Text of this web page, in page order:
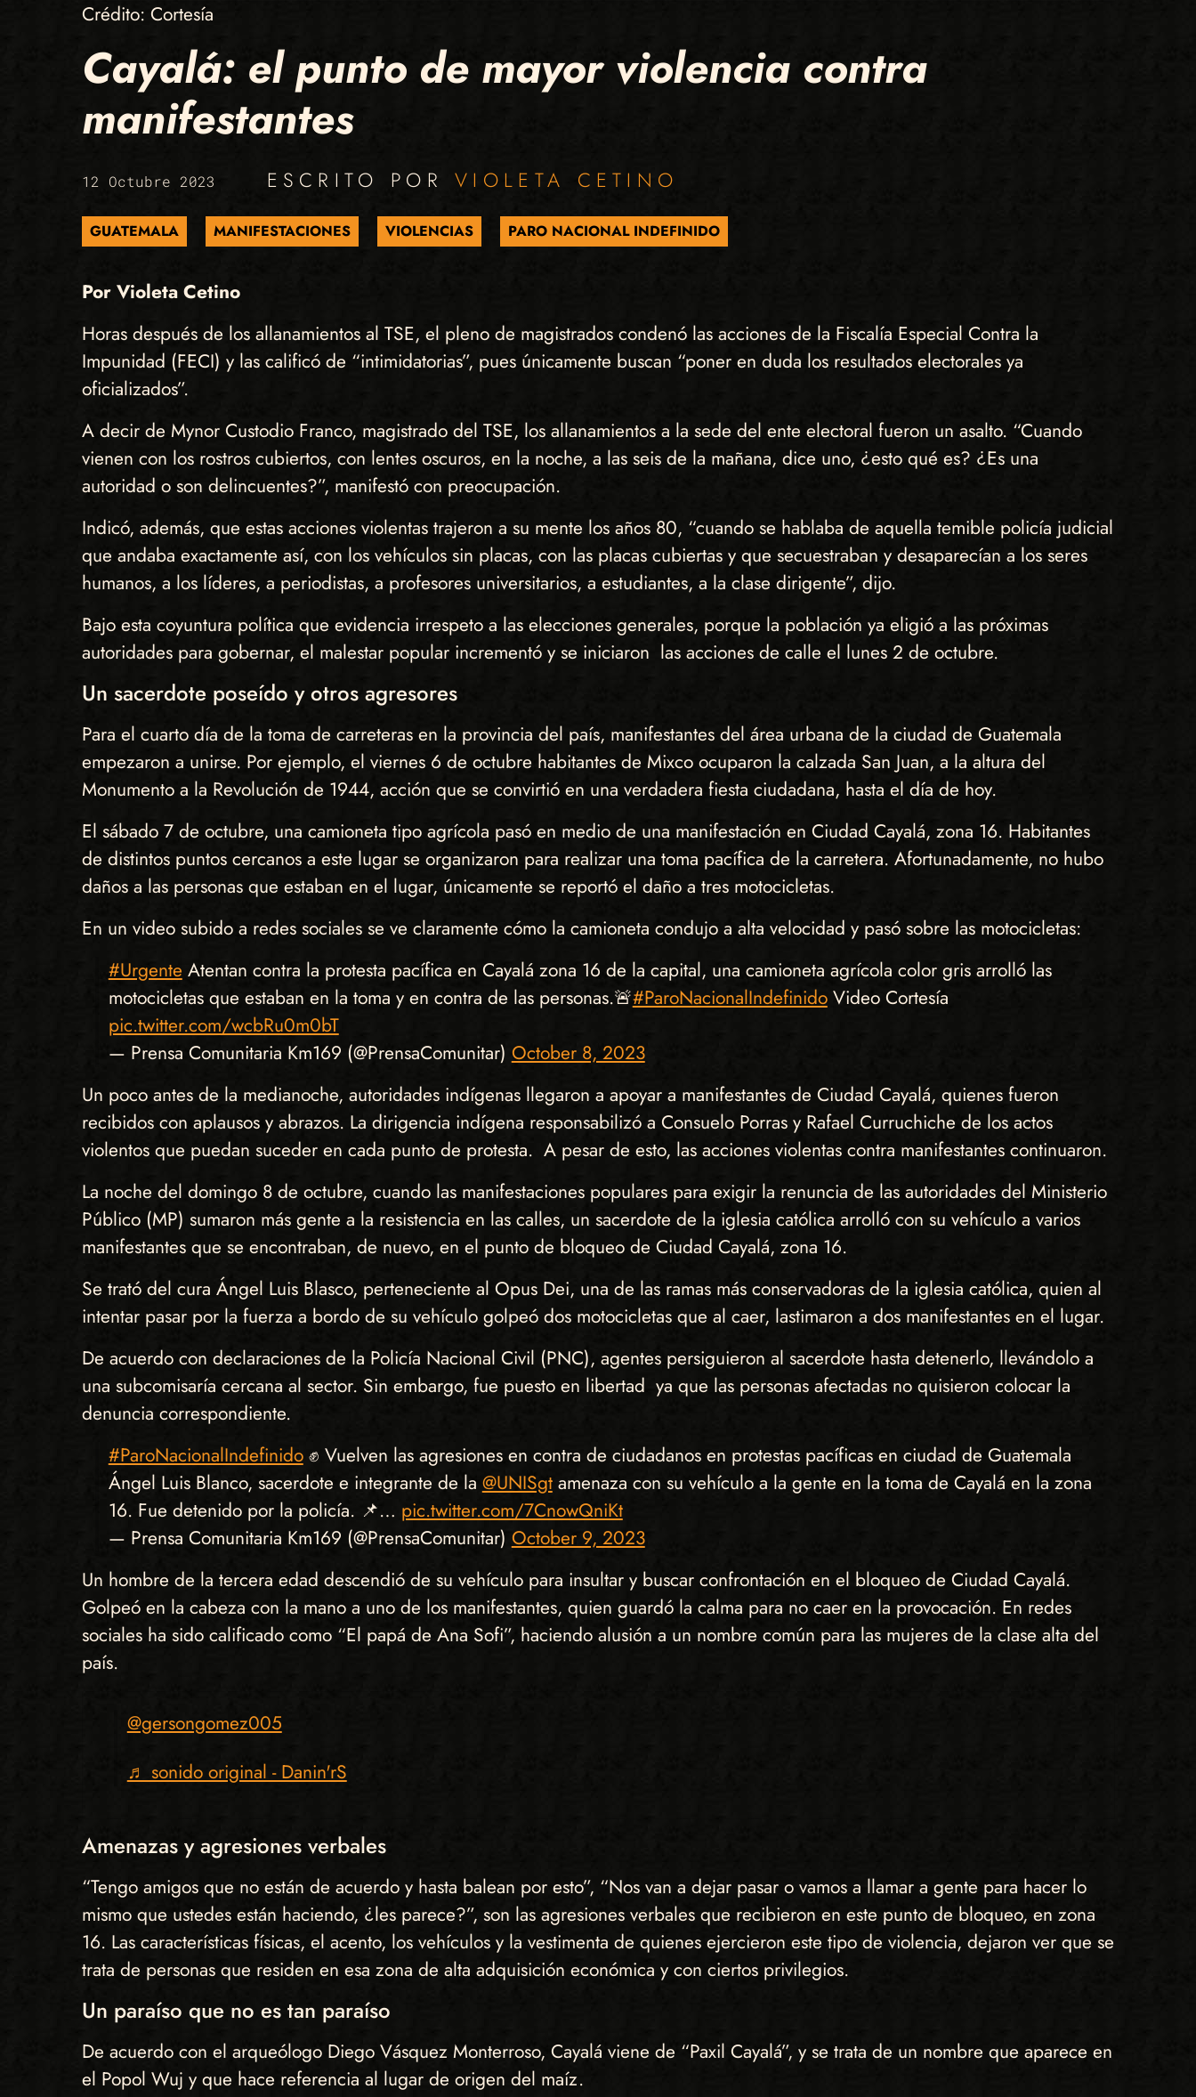
Crédito: Cortesía
Cayalá: el punto de mayor violencia contra
manifestantes
12 Octubre 2023 ESCRITO PORVIOLETA CETINO
GUATEMALA MANIFESTACIONES VIOLENCIAS PARO NACIONAL INDEFINIDO
Por Violeta Cetino
Horas después de los allanamientos al TSE, el pleno de magistrados condenó las acciones de la Fiscalía Especial Contra la
Impunidad (FECI) y las calificó de “intimidatorias”, pues únicamente buscan “poner en duda los resultados electorales ya
oficializados”.
A decir de Mynor Custodio Franco, magistrado del TSE, los allanamientos a la sede del ente electoral fueron un asalto. “Cuando
vienen con los rostros cubiertos, con lentes oscuros, en la noche, a las seis de la mañana, dice uno, ¿esto qué es? ¿Es una
autoridad o son delincuentes?”, manifestó con preocupación.
Indicó, además, que estas acciones violentas trajeron a su mente los años 80, “cuando se hablaba de aquella temible policía judicial
que andaba exactamente así, con los vehículos sin placas, con las placas cubiertas y que secuestraban y desaparecían a los seres
humanos, a los líderes, a periodistas, a profesores universitarios, a estudiantes, a la clase dirigente”, dijo.
Bajo esta coyuntura política que evidencia irrespeto a las elecciones generales, porque la población ya eligió a las próximas
autoridades para gobernar, el malestar popular incrementó y se iniciaron las acciones de calle el lunes 2 de octubre.
Un sacerdote poseído y otros agresores
Para el cuarto día de la toma de carreteras en la provincia del país, manifestantes del área urbana de la ciudad de Guatemala
empezaron a unirse. Por ejemplo, el viernes 6 de octubre habitantes de Mixco ocuparon la calzada San Juan, a la altura del
Monumento a la Revolución de 1944, acción que se convirtió en una verdadera fiesta ciudadana, hasta el día de hoy.
El sábado 7 de octubre, una camioneta tipo agrícola pasó en medio de una manifestación en Ciudad Cayalá, zona 16. Habitantes
de distintos puntos cercanos a este lugar se organizaron para realizar una toma pacífica de la carretera. Afortunadamente, no hubo
daños a las personas que estaban en el lugar, únicamente se reportó el daño a tres motocicletas.
En un video subido a redes sociales se ve claramente cómo la camioneta condujo a alta velocidad y pasó sobre las motocicletas:
#Urgente Atentan contra la protesta pacífica en Cayalá zona 16 de la capital, una camioneta agrícola color gris arrolló las
motocicletas que estaban en la toma y en contra de las personas.🚨#ParoNacionalIndefinidoVideo Cortesía
pic.twitter.com/wcbRu0m0bT
— Prensa Comunitaria Km169 (@PrensaComunitar) October 8, 2023
Un poco antes de la medianoche, autoridades indígenas llegaron a apoyar a manifestantes de Ciudad Cayalá, quienes fueron
recibidos con aplausos y abrazos. La dirigencia indígena responsabilizó a Consuelo Porras y Rafael Curruchiche de los actos
violentos que puedan suceder en cada punto de protesta. A pesar de esto, las acciones violentas contra manifestantes continuaron.
La noche del domingo 8 de octubre, cuando las manifestaciones populares para exigir la renuncia de las autoridades del Ministerio
Público (MP) sumaron más gente a la resistencia en las calles, un sacerdote de la iglesia católica arrolló con su vehículo a varios
manifestantes que se encontraban, de nuevo, en el punto de bloqueo de Ciudad Cayalá, zona 16.
Se trató del cura Ángel Luis Blasco, perteneciente al Opus Dei, una de las ramas más conservadoras de la iglesia católica, quien al
intentar pasar por la fuerza a bordo de su vehículo golpeó dos motocicletas que al caer, lastimaron a dos manifestantes en el lugar.
De acuerdo con declaraciones de la Policía Nacional Civil (PNC), agentes persiguieron al sacerdote hasta detenerlo, llevándolo a
una subcomisaría cercana al sector. Sin embargo, fue puesto en libertad ya que las personas afectadas no quisieron colocar la
denuncia correspondiente.
#ParoNacionalIndefinido✊ Vuelven las agresiones en contra de ciudadanos en protestas pacíficas en ciudad de Guatemala
Ángel Luis Blanco, sacerdote e integrante de la @UNISgtamenaza con su vehículo a la gente en la toma de Cayalá en la zona
16. Fue detenido por la policía. 📌… pic.twitter.com/7CnowQniKt
— Prensa Comunitaria Km169 (@PrensaComunitar) October 9, 2023
Un hombre de la tercera edad descendió de su vehículo para insultar y buscar confrontación en el bloqueo de Ciudad Cayalá.
Golpeó en la cabeza con la mano a uno de los manifestantes, quien guardó la calma para no caer en la provocación. En redes
sociales ha sido calificado como “El papá de Ana Sofi”, haciendo alusión a un nombre común para las mujeres de la clase alta del
país.
@gersongomez005
♬ sonido original - Danin'rS
Amenazas y agresiones verbales
“Tengo amigos que no están de acuerdo y hasta balean por esto”, “Nos van a dejar pasar o vamos a llamar a gente para hacer lo
mismo que ustedes están haciendo, ¿les parece?”, son las agresiones verbales que recibieron en este punto de bloqueo, en zona
16. Las características físicas, el acento, los vehículos y la vestimenta de quienes ejercieron este tipo de violencia, dejaron ver que se
trata de personas que residen en esa zona de alta adquisición económica y con ciertos privilegios.
Un paraíso que no es tan paraíso
De acuerdo con el arqueólogo Diego Vásquez Monterroso, Cayalá viene de “Paxil Cayalá”, y se trata de un nombre que aparece en
el Popol Wuj y que hace referencia al lugar de origen del maíz.